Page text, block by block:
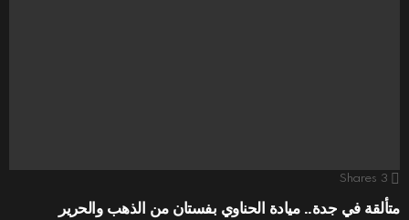
3
Shares
متألقة في جدة.. ميادة الحناوي بفستان من الذهب والحرير